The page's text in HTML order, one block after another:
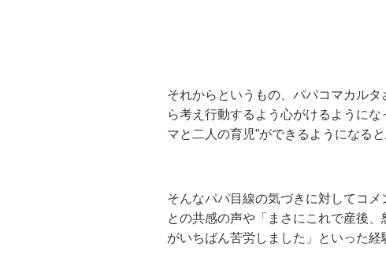
それからというもの、パパコマカル
ら考え行動するよう心がけるように
マと二人の育児”ができるようになる
そんなパパ目線の気づきに対してコ
との共感の声や「まさにこれで産後
がいちばん苦労しました」といった経